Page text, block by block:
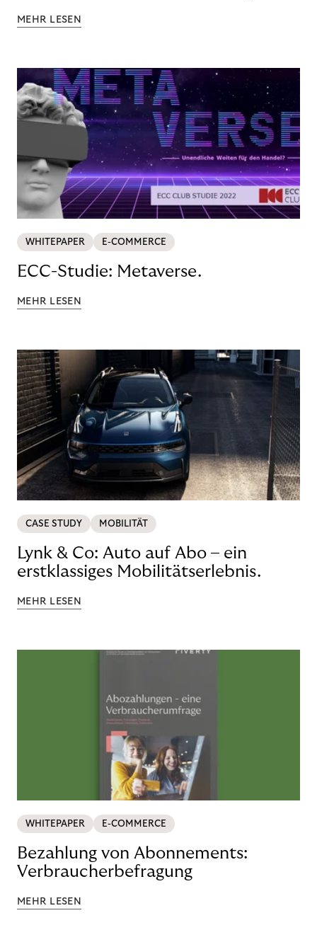
MEHR LESEN
WHITEPAPER E-COMMERCE
ECC-Studie: Metaverse.
MEHR LESEN
CASE STUDY MOBILITÄT
Lynk & Co: Auto auf Abo – ein
erstklassiges Mobilitätserlebnis.
MEHR LESEN
WHITEPAPER E-COMMERCE
Bezahlung von Abonnements:
Verbraucherbefragung
MEHR LESEN